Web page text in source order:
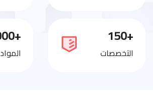
+150
التخصصات
+4,000
المواد